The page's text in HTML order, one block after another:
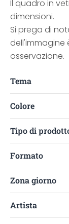
Il quadro in
dimensioni.
Si prega di
dell'immagine
osservazione.
Tema
Colore
Tipo di
Formato
Zona giorno
Artista